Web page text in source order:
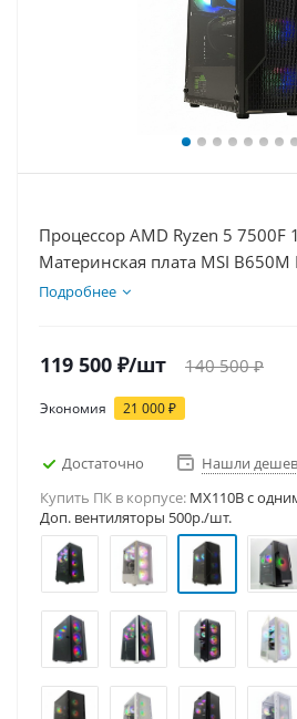
Процессор AMD Ryzen 5 7500F
Материнская плата MSI B650M
Видеокарта RTX 5060Ti 8Гб,
Подробнее
119 500 ₽/шт 140 500₽
Экономия 21 000₽
Достаточно
Нашли
Купить ПК в корпусе: MX110B c
Доп. вентиляторы 500р./шт.